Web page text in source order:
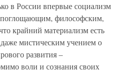
в России впервые социализм
философским,
крайний материализм есть
мистическим учением о
развития –
воли и сознания своих